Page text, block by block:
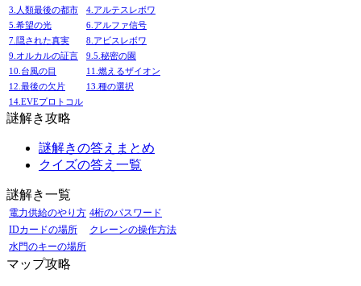
3.人類最後の都市
4.アルテスレボワ
5.希望の光
6.アルファ信号
7.隠された真実
8.アビスレボワ
9.オルカルの証言
9.5.秘密の園
10.台風の目
11.燃えるザイオン
12.最後の欠片
13.種の選択
14.EVEプロトコル
謎解き攻略
謎解きの答えまとめ
クイズの答え一覧
謎解き一覧
電力供給のやり方 4桁のパスワード
IDカードの場所
クレーンの操作方法
水門のキーの場所
マップ攻略